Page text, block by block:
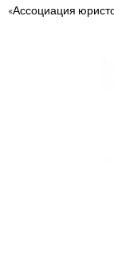
«Ассоциация